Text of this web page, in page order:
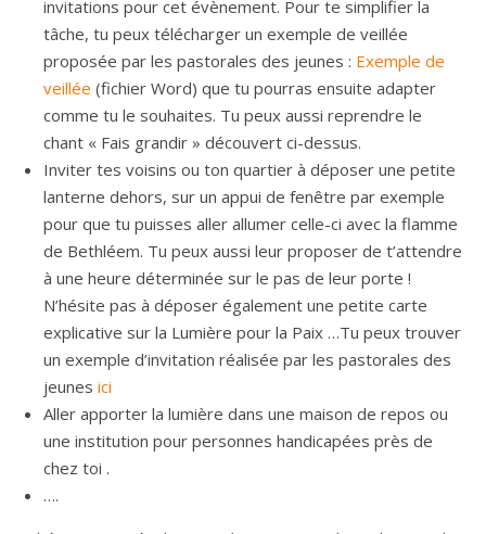
invitations pour cet évènement. Pour te simplifier la
tâche, tu peux télécharger un exemple de veillée
proposée par les pastorales des jeunes : Exemple de
veillée (fichier Word) que tu pourras ensuite adapter
comme tu le souhaites. Tu peux aussi reprendre le
chant « Fais grandir » découvert ci-dessus.
Inviter tes voisins ou ton quartier à déposer une petite
lanterne dehors, sur un appui de fenêtre par exemple
pour que tu puisses aller allumer celle-ci avec la flamme
de Bethléem. Tu peux aussi leur proposer de t’attendre
à une heure déterminée sur le pas de leur porte !
N’hésite pas à déposer également une petite carte
explicative sur la Lumière pour la Paix …Tu peux trouver
un exemple d’invitation réalisée par les pastorales des
jeunes ici
Aller apporter la lumière dans une maison de repos ou
une institution pour personnes handicapées près de
chez toi .
….